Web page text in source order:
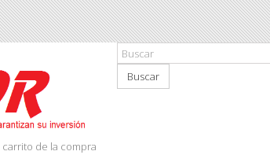
Buscar
de la compra